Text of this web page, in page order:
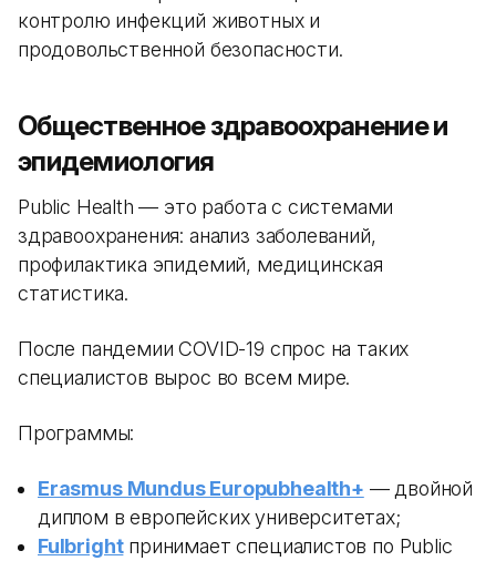
контролю инфекций животных и
продовольственной безопасности.
Общественное здравоохранение и
эпидемиология
Public Health — это работа с системами
здравоохранения: анализ заболеваний,
профилактика эпидемий, медицинская
статистика.
После пандемии COVID-19 спрос на таких
специалистов вырос во всем мире.
Программы:
Erasmus Mundus Europubhealth+ — двойной
диплом в европейских университетах;
Fulbrightпринимает специалистов по Public